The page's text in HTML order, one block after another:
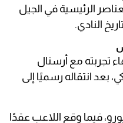
الرئيسية في الجيل
النادي.
تجربته مع أرسنال
بعد انتقاله رسميًا إلى
18 مليون يورو، فيما وقع اللاعب عقدًا